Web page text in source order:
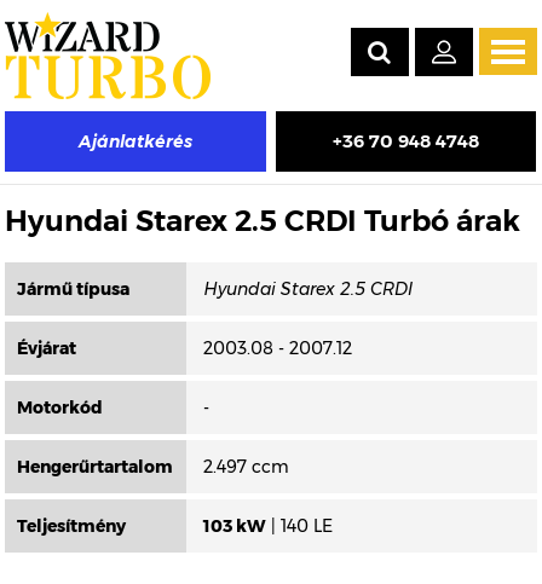
Ajánlatkérés +36 70 948 4748
Másik típus választása
Hyundai Starex 2.5 CRDI Turbó árak
Jármű típusa
Évjárat 2003.08 - 2007.12
Motorkód -
Hengerűrtartalom 2.497 ccm
Teljesítmény 103 kW | 140 LE